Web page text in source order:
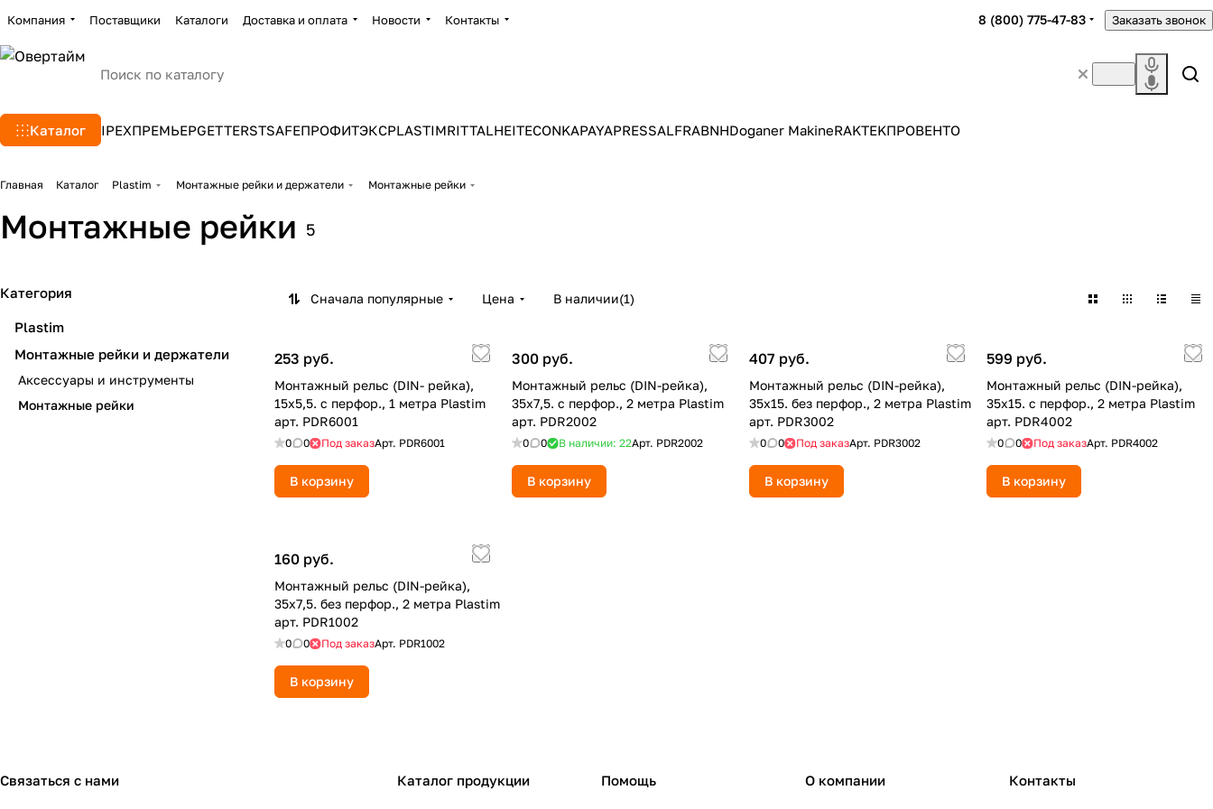
Компания Поставщики Каталоги Доставка и оплата Новости Контакты 8 (800) 775-47-83 Заказать звонок
Каталог IPEXПРЕМЬЕРGETTERSTSAFEПРОФИТЭКСPLASTIMRITTALHEITECONKAPAYAPRESSALFRABNHDoganer MakineRAKTEKПРОВЕНТО
Главная Каталог Plastim Монтажные рейки и держатели Монтажные рейки
Монтажные рейки 5
Сначала популярные Цена В наличии(1)
253 руб.
Монтажный рельс (DIN- рейка),
15x5,5. с перфор., 1 метра Plastim
арт. PDR6001
0 0 Под заказАрт. PDR6001
В корзину
300 руб.
Монтажный рельс (DIN-рейка),
35х7,5. с перфор., 2 метра Plastim
арт. PDR2002
0 0 В наличии: 22Арт. PDR2002
В корзину
407 руб.
Монтажный рельс (DIN-рейка),
35х15. без перфор., 2 метра Plastim
арт. PDR3002
0 0 Под заказАрт. PDR3002
В корзину
599 руб.
Монтажный рельс (DIN-рейка),
35х15. с перфор., 2 метра Plastim
арт. PDR4002
0 0 Под заказАрт. PDR4002
В корзину
160 руб.
Монтажный рельс (DIN-рейка),
35х7,5. без перфор., 2 метра Plastim
арт. PDR1002
0 0 Под заказАрт. PDR1002
В корзину
Категория
Plastim
Монтажные рейки и держатели
Аксессуары и инструменты
Монтажные рейки
Связаться с нами Каталог продукции Помощь О компании Контакты